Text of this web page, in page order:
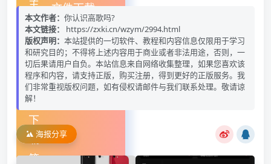
文件下载
本文作者： 你认识高歌吗?
本文链接：
https://zxki.cn/wzym/2994.html
版权声明： 本站提供的一切软件、教程和内容信息仅限用于学习
和研究目的；不得将上述内容用于商业或者非法用途，否则，一
切后果请用户自负。本站信息来自网络收集整理，如果您喜欢该
程序和内容，请支持正版，购买注册，得到更好的正版服务。我
们非常重视版权问题，如有侵权请邮件与我们联系处理。敬请谅
解！
海报分享